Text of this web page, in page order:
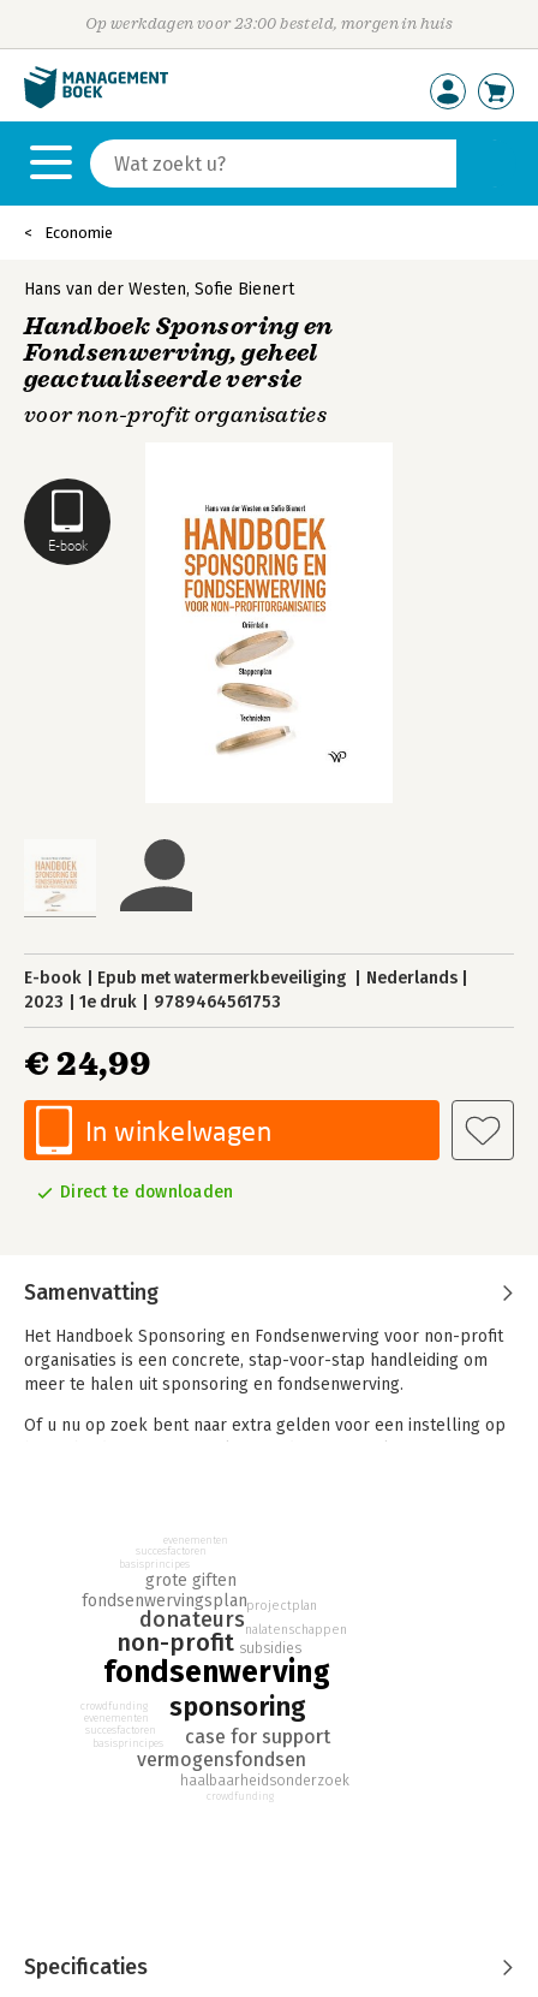
Op werkdagen voor 23:00 besteld, morgen in huis
Economie
E-book
Hans van der Westen, Sofie Bienert
Handboek Sponsoring en
Fondsenwerving, geheel
geactualiseerde versie
voor non-profit organisaties
E-book Epub met watermerkbeveiliging
Nederlands
2023
1e druk 9789464561753
€ 24,99
In winkelwagen
Direct te downloaden
Samenvatting
Het Handboek Sponsoring en Fondsenwerving voor non-profit
organisaties is een concrete, stap-voor-stap handleiding om
meer te halen uit sponsoring en fondsenwerving.
Of u nu op zoek bent naar extra gelden voor een instelling op
Een must voor iedereen die zich serieus met fondsenwerving
bezig wil houden.
fondsenwerving
sponsoring
non-profit
donateurs
case for support
vermogensfondsen
fondsenwervingsplan
grote giften
haalbaarheidsonderzoek
subsidies
projectplan
nalatenschappen
crowdfunding
basisprincipes
succesfactoren
evenementen
crowdfunding
basisprincipes
succesfactoren
evenementen
Specificaties